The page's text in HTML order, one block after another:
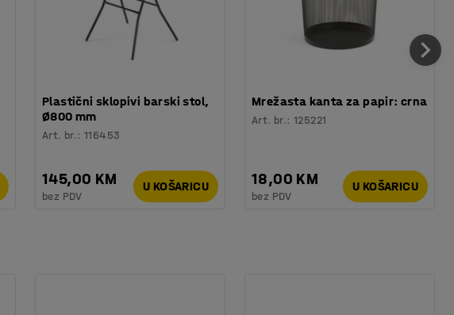
Plastični sklopivi barski stol,
Ø800 mm
Art. br.:116453
145,00 KM
bez PDV
U KOŠARICU
Mrežasta kanta za papir: crna
Art. br.:125221
18,00 KM
bez PDV
U KOŠARICU